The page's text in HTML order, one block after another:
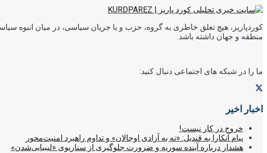
کوردپاریز، هیچ تعلق خاطری به گروه، حزب و یا جریان سیاسی، در میان انبوه
منطقه و جهان داشته باشد.
ما را در شبکه های اجتماعی دنبال کنید:
اخبار اخیر
خروج در کار نیست!
پیام آنکارا به قندیل: «نه به آزادی اوجالان» و تداوم راهبرد امنیت‌محور
هشدار درباره آینده سوریه و ضرورت جلوگیری از سناریوی «لیبیایی‌شدن»